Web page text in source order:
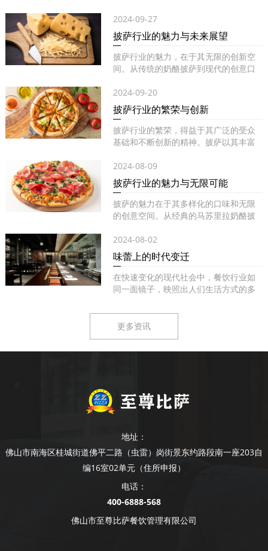
2024-09-27
披萨行业的魅力与未来展望
披萨行业的魅力，在于其无限的创新空
间。从传统的奶酪披萨到现代的创意口
2024-09-20
披萨行业的繁荣与创新
披萨行业的繁荣，得益于其广泛的受众
基础和不断创新的精神。披萨以其丰富
2024-08-09
披萨行业的魅力与无限可能
披萨的魅力在于其多样化的口味和无限
的创意空间。从经典的马苏里拉奶酪披
2024-08-02
味蕾上的时代变迁
在快速变化的现代社会中，餐饮行业如
同一面镜子，映照出人们生活方式的多
更多资讯
地址：
佛山市南海区桂城街道佛平二路（虫雷）岗街景东约路段南一座203自
编16室02单元（住所申报）
电话：
400-6888-568
佛山市至尊比萨餐饮管理有限公司